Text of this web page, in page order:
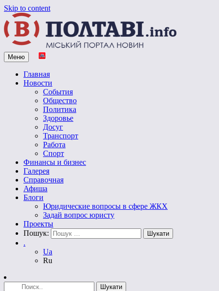
Skip to content
Vpoltave.info
Полтавский портал новостей
Меню
Главная
Новости
События
Общество
Политика
Здоровье
Досуг
Транспорт
Работа
Спорт
Финансы и бизнес
Галерея
Справочная
Афиша
Блоги
Юридические вопросы в сфере ЖКХ
Задай вопрос юристу
Проекты
Пошук:
.
Ua
Ru